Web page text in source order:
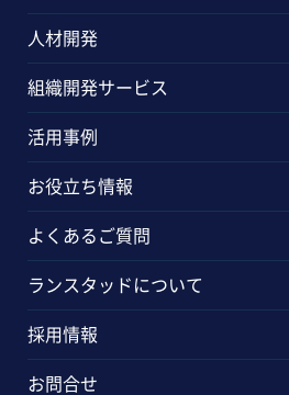
人材開発
組織開発サービス
活用事例
お役立ち情報
よくあるご質問
ランスタッドについて
採用情報
お問合せ